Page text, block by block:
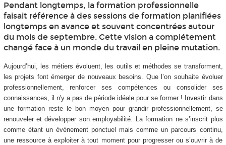
Pendant longtemps, la formation professionnelle
faisait référence à des sessions de formation planifiées
longtemps en avance et souvent concentrées autour
du mois de septembre. Cette vision a complétement
changé face à un monde du travail en pleine mutation.
Aujourd’hui, les métiers évoluent, les outils et méthodes se transforment,
les projets font émerger de nouveaux besoins. Que l’on souhaite évoluer
professionnellement, renforcer ses compétences ou consolider ses
connaissances, il n'y a pas de période idéale pour se former ! Investir dans
une formation reste le bon moyen pour grandir professionnellement, se
renouveler et développer son employabilité. La formation ne s’inscrit plus
comme étant un événement ponctuel mais comme un parcours continu,
une ressource à exploiter à tout moment pour progresser ou s’ouvrir à de